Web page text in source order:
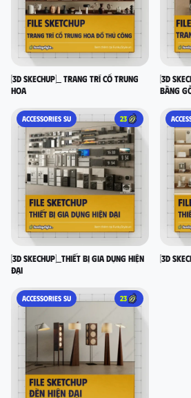
[3D SKECHUP]_ Trang trí cổ Trung
Hoa
[3D
bằng
ACCESSORIES SU 23
[3D SKECHUP]_Thiết bị gia dụng hiện
đại
[3D
ACCESSORIES SU 23